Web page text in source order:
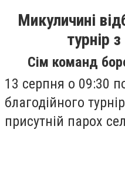
Микуличині
турнір
Сім команд
13 серпня о 09:30
благодійного
присутній парох